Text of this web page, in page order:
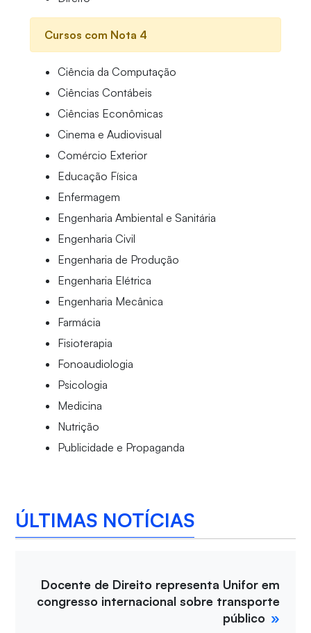
Cursos com Nota 4
Ciência da Computação
Ciências Contábeis
Ciências Econômicas
Cinema e Audiovisual
Comércio Exterior
Educação Física
Enfermagem
Engenharia Ambiental e Sanitária
Engenharia Civil
Engenharia de Produção
Engenharia Elétrica
Engenharia Mecânica
Farmácia
Fisioterapia
Fonoaudiologia
Psicologia
Medicina
Nutrição
Publicidade e Propaganda
ÚLTIMAS NOTÍCIAS
Docente de Direito representa Unifor em
congresso internacional sobre transporte
público